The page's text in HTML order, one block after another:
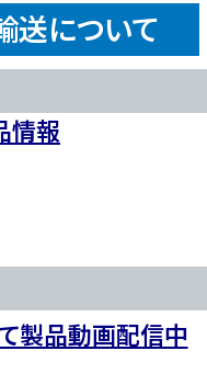
送について
情報
製品動画配信中